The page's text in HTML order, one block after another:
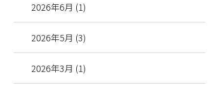
2026年6月 (1)
2026年5月 (3)
2026年3月 (1)